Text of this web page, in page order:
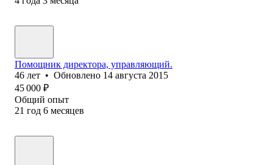
Помощник директора, управляющий.
46 лет • Обновлено 14 августа 2015
45 000 ₽
Общий опыт
21 год 6 месяцев